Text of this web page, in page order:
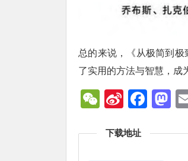
总的来说，《从极简到
了实用的方法与智慧，成
WeChat
Sina
下载地址